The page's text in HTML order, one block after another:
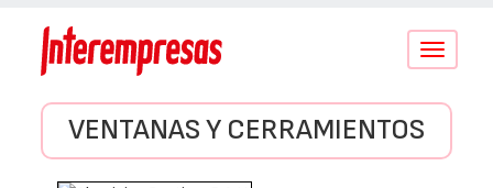
Conmutar
VENTANAS Y CERRAMIENTOS